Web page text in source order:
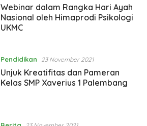
Webinar dalam Rangka Hari Ayah
Nasional oleh Himaprodi Psikologi
UKMC
Pendidikan 23 November 2021
Unjuk Kreatifitas dan Pameran
Kelas SMP Xaverius 1 Palembang